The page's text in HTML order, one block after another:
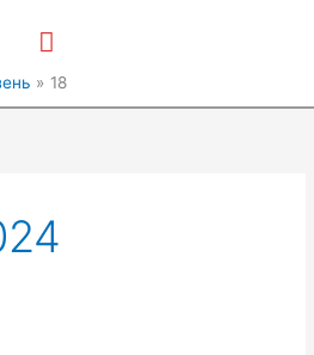
Головне
меню
18